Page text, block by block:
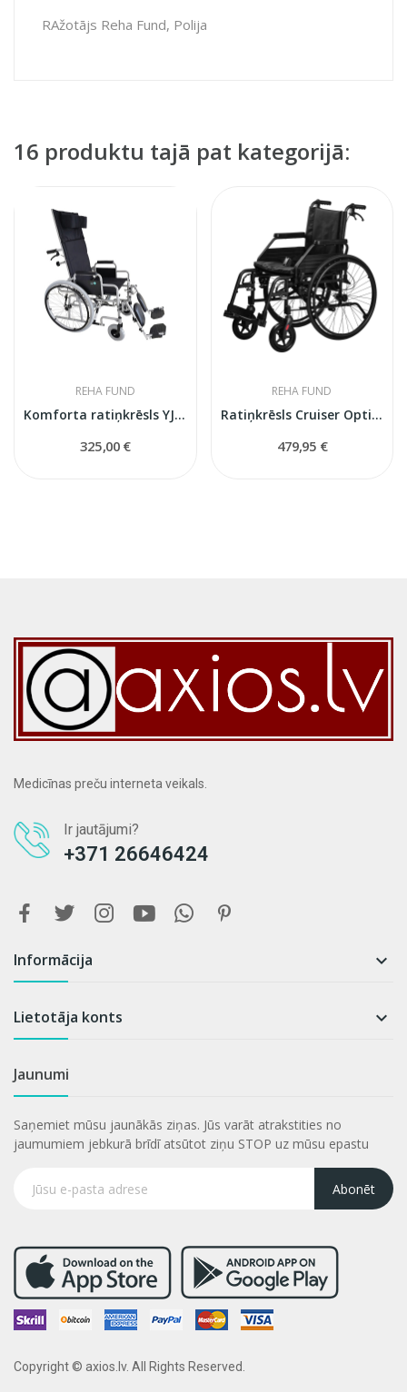
RAžotājs Reha Fund, Polija
16 produktu tajā pat kategorijā:
REHA FUND
Komforta ratiņkrēsls YJ-011
325,00 €
REHA FUND
Ratiņkrēsls Cruiser Optima RF-21
479,95 €
Medicīnas preču interneta veikals.
Ir jautājumi?
+371 26646424
Informācija 
Lietotāja konts 
Jaunumi
Saņemiet mūsu jaunākās ziņas. Jūs varāt atrakstities no
jaumumiem jebkurā brīdī atsūtot ziņu STOP uz mūsu epastu
Abonēt
Copyright © axios.lv. All Rights Reserved.